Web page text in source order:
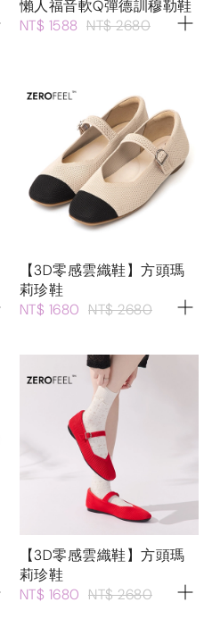
懶人福音軟Q彈德訓穆勒鞋
NT$ 1588 NT$ 2680
【3D零感雲織鞋】方頭瑪
莉珍鞋
NT$ 1680 NT$ 2680
【3D零感雲織鞋】方頭瑪
莉珍鞋
NT$ 1680 NT$ 2680